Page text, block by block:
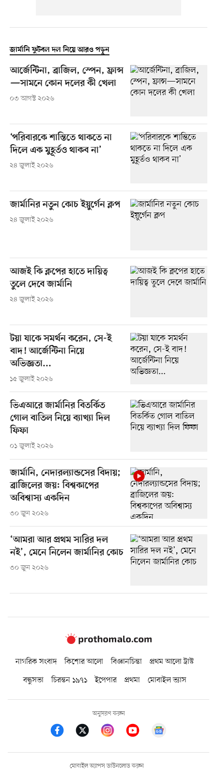
জার্মানি ফুটবল দল নিয়ে আরও পড়ুন
আর্জেন্টিনা, ব্রাজিল, স্পেন, ফ্রান্স
—সামনে কোন দলের কী খেলা
০৩ আগস্ট ২০২৬
‘পরিবারকে শান্তিতে থাকতে না
দিলে এক মুহূর্তও থাকব না’
২৪ জুলাই ২০২৬
জার্মানির নতুন কোচ ইয়ুর্গেন ক্লপ
২৪ জুলাই ২০২৬
আজই কি ক্লপের হাতে দায়িত্ব
তুলে দেবে জার্মানি
২৪ জুলাই ২০২৬
টয়া যাকে সমর্থন করেন, সে-ই
বাদ! আর্জেন্টিনা নিয়ে
অভিজ্ঞতা...
১৫ জুলাই ২০২৬
ভিএআরে জার্মানির বিতর্কিত
গোল বাতিল নিয়ে ব্যাখ্যা দিল
ফিফা
০১ জুলাই ২০২৬
জার্মানি, নেদারল্যান্ডসের বিদায়;
ব্রাজিলের জয়: বিশ্বকাপের
অবিশ্বাস্য একদিন
৩০ জুন ২০২৬
‘আমরা আর প্রথম সারির দল
নই’, মেনে নিলেন জার্মানির কোচ
৩০ জুন ২০২৬
নাগরিক সংবাদ কিশোর আলো বিজ্ঞানচিন্তা
প্রথম আলো ট্রাস্ট
বন্ধুসভা
চিরন্তন ১৯৭১ ইপেপার প্রথমা মোবাইল ভ্যাস
অনুসরণ করুন
মোবাইল অ্যাপস ডাউনলোড করুন